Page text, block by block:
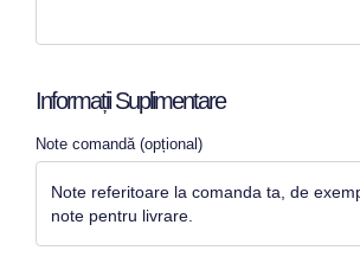
Informații Suplimentare
Note comandă (opțional)